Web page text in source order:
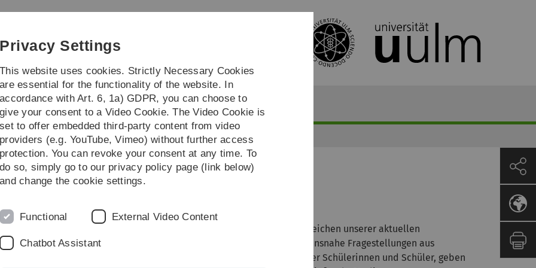
Skip
Skip
Skip
Skip
Practice & Transfer
For Teachers
für Projekte in der Oberstufe
und dazu passende Literaturvorschläge aus verschiedenen Bereichen unserer aktuellen
Oberstufe genutzt werden können. Sie greifen aktuelle, lebensnahe Fragestellungen aus
Form auf, berücksichtigen den aktuellen Wissensstand der Schülerinnen und Schüler, geben
Privacy Settings
This website uses cookies. Strictly Necessary Cookies
are essential for the functionality of the website. In
accordance with Art. 6, 1a) GDPR, you can choose to
give your consent to a Video Cookie. The Video Cookie is
set to offer embedded third-party content from video
providers (e.g. YouTube, Vimeo) without further access
protection. You can revoke your consent at any time. To
do so, simply go to our privacy policy page (link below)
and change the cookie settings.
Functional External Video Content
Chatbot Assistant